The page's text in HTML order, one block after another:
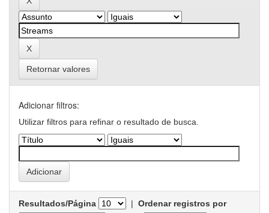
Retornar valores
Adicionar filtros:
Utilizar filtros para refinar o resultado de busca.
Resultados/Página | Ordenar registros por